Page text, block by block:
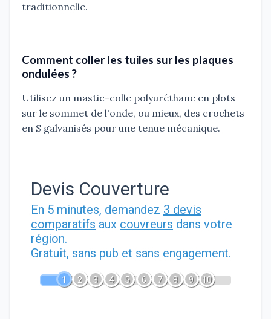
traditionnelle.
Comment coller les tuiles sur les plaques
ondulées ?
Utilisez un mastic-colle polyuréthane en plots
sur le sommet de l'onde, ou mieux, des crochets
en S galvanisés pour une tenue mécanique.
Devis Couverture
En 5 minutes, demandez 3 devis
comparatifs aux couvreurs dans votre
région.
Gratuit, sans pub et sans engagement.
1 2 3 4 5 6 7 8 9 10